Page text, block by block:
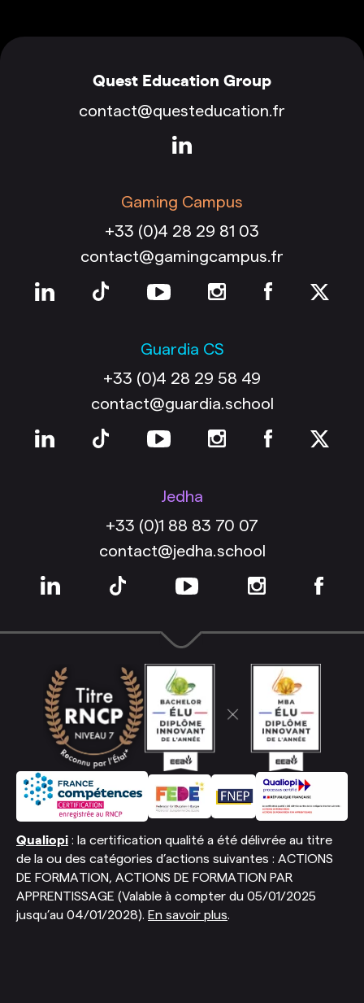
Quest Education Group
contact@questeducation.fr
Gaming Campus
+33 (0)4 28 29 81 03
contact@gamingcampus.fr
Guardia CS
+33 (0)4 28 29 58 49
contact@guardia.school
Jedha
+33 (0)1 88 83 70 07
contact@jedha.school
Qualiopi : la certification qualité a été délivrée au titre
de la ou des catégories d’actions suivantes : ACTIONS
DE FORMATION, ACTIONS DE FORMATION PAR
APPRENTISSAGE (Valable à compter du 05/01/2025
jusqu’au 04/01/2028). En savoir plus.